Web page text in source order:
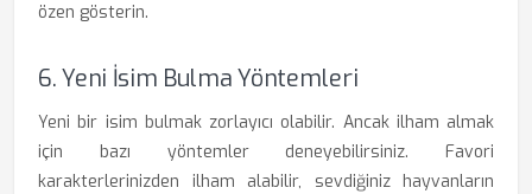
özen gösterin.
6. Yeni İsim Bulma Yöntemleri
Yeni bir isim bulmak zorlayıcı olabilir. Ancak ilham almak
için bazı yöntemler deneyebilirsiniz. Favori
karakterlerinizden ilham alabilir, sevdiğiniz hayvanların